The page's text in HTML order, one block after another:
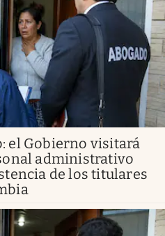
el Gobierno visitará
administrativo
de los titulares